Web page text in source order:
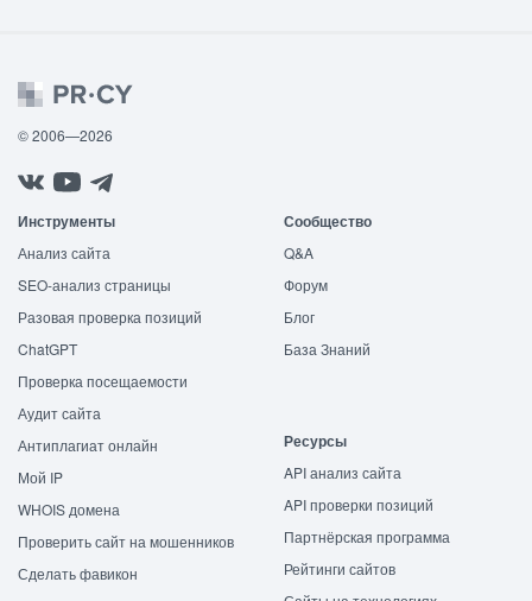
© 2006—2026
Инструменты
Анализ сайта
SEO-анализ страницы
Разовая проверка позиций
ChatGPT
Проверка посещаемости
Аудит сайта
Антиплагиат онлайн
Мой IP
WHOIS домена
Проверить сайт на мошенников
Сделать фавикон
Сообщество
Q&A
Форум
Блог
База Знаний
Ресурсы
API анализ сайта
API проверки позиций
Партнёрская программа
Рейтинги сайтов